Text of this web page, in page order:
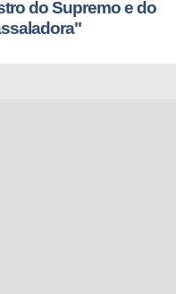
do Supremo e do